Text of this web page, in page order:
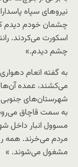
نیروهای سپاه
چشمان خودم دیدم
چشم دیدم.»
به گفته انعام
می‌کشند، عمده
شهرستان‌های جنوبی:
به سمت قاچاق
مسوول انبار داخل
مردم می‌خرند. همه
مشغول می‌شوند. »